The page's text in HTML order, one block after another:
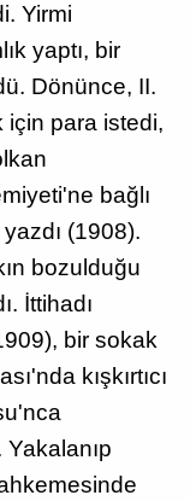
Yirmi
yaptı, bir
Dönünce, II.
için para istedi,
bağlı
(1908).
bozulduğu
İttihadı
bir sokak
kışkırtıcı
Yakalanıp